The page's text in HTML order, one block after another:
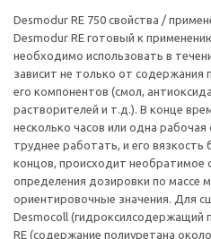
Desmodur RE 750 свойства /
Desmodur RE готовый к
необходимо использовать в
зависит не только от содержания
его компонентов (смол,
растворителей и т.д.). В конце
несколько часов или одна рабочая
труднее работать, и его
концов, происходит необратимое
определения дозировки по массе
ориентировочные значения. Для
Desmocoll (гидроксилсодержащий
RE (содержание полиуретана